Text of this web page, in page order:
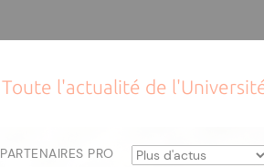
Toute l'actualité de
PARTENAIRES PRO